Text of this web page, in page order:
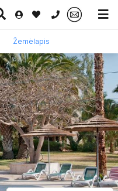
0 700 11007
Egzotinės
kelionės
Kruizai
Žemėlapis